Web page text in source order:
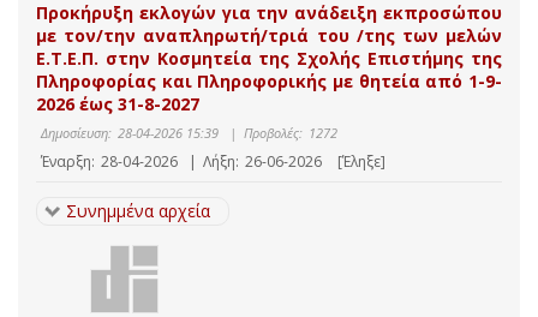
Προκήρυξη εκλογών για την ανάδειξη εκπροσώπου
με τον/την αναπληρωτή/τριά του /της των μελών
Ε.T.E.Π. στην Κοσμητεία της Σχολής Επιστήμης της
Πληροφορίας και Πληροφορικής με θητεία από 1-9-
2026 έως 31-8-2027
Δημοσίευση: 28-04-2026 15:39 | Προβολές: 1272
Έναρξη: 28-04-2026 | Λήξη: 26-06-2026 [Έληξε]
Συνημμένα αρχεία